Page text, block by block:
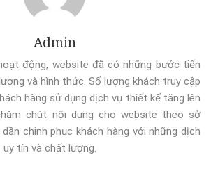
Admin
động, website đã có những bước tiến
và hình thức. Số lượng khách truy cập
hàng sử dụng dịch vụ thiết kế tăng lên
chút nội dung cho website theo sở
chinh phục khách hàng với những dịch
tín và chất lượng.